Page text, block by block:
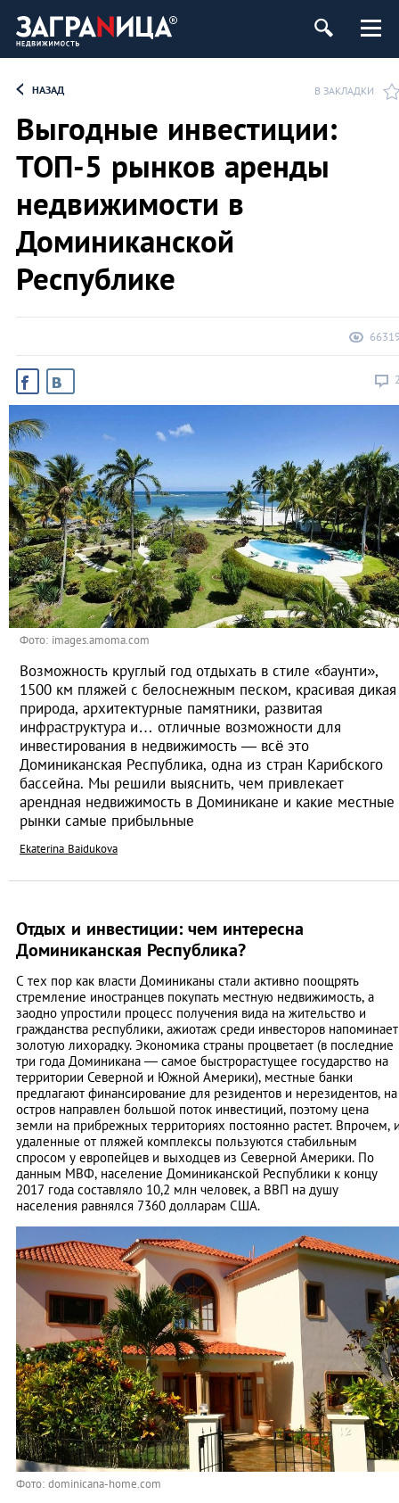
НАЗАД В ЗАКЛАДКИ
Выгодные инвестиции:
ТОП-5 рынков аренды
недвижимости в
Доминиканской
Республике
Фото: images.amoma.com
Возможность круглый год отдыхать в стиле «баунти»,
1500 км пляжей с белоснежным песком, красивая дикая
природа, архитектурные памятники, развитая
инфраструктура и… отличные возможности для
инвестирования в недвижимость — всё это
Доминиканская Республика, одна из стран Карибского
бассейна. Мы решили выяснить, чем привлекает
арендная недвижимость в Доминикане и какие местные
рынки самые прибыльные
Ekaterina Baidukova
Отдых и инвестиции: чем интересна
Доминиканская Республика?
С тех пор как власти Доминиканы стали активно поощрять
стремление иностранцев покупать местную недвижимость, а
заодно упростили процесс получения вида на жительство и
гражданства республики, ажиотаж среди инвесторов напоминает
золотую лихорадку. Экономика страны процветает (в последние
три года Доминикана — самое быстрорастущее государство на
территории Северной и Южной Америки), местные банки
предлагают финансирование для резидентов и нерезидентов, на
остров направлен большой поток инвестиций, поэтому цена
земли на прибрежных территориях постоянно растет. Впрочем,
удаленные от пляжей комплексы пользуются стабильным
спросом у европейцев и выходцев из Северной Америки. По
данным МВФ, население Доминиканской Республики к концу
2017 года составляло 10,2 млн человек, а ВВП на душу
населения равнялся 7360 долларам США.
Фото: dominicana-home.com